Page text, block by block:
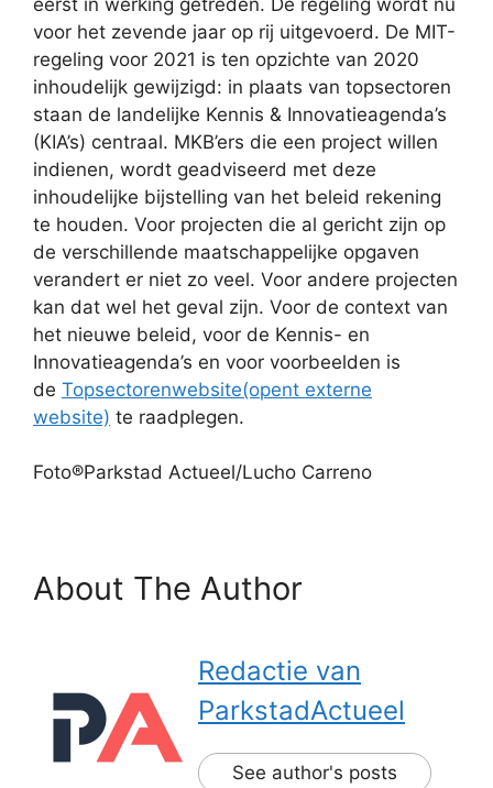
voor het zevende jaar op rij uitgevoerd. De MIT-
regeling voor 2021 is ten opzichte van 2020
inhoudelijk gewijzigd: in plaats van topsectoren
staan de landelijke Kennis & Innovatieagenda’s
(KIA’s) centraal. MKB’ers die een project willen
indienen, wordt geadviseerd met deze
inhoudelijke bijstelling van het beleid rekening
te houden. Voor projecten die al gericht zijn op
de verschillende maatschappelijke opgaven
verandert er niet zo veel. Voor andere projecten
kan dat wel het geval zijn. Voor de context van
het nieuwe beleid, voor de Kennis- en
Innovatieagenda’s en voor voorbeelden is
de Topsectorenwebsite(opent externe
website) te raadplegen.
Foto®Parkstad Actueel/Lucho Carreno
About The Author
Redactie van
ParkstadActueel
See author's posts